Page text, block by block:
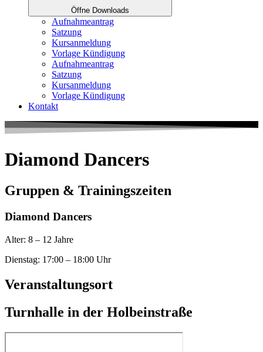
Öffne Downloads
Aufnahmeantrag
Satzung
Kursanmeldung
Vorlage Kündigung
Aufnahmeantrag
Satzung
Kursanmeldung
Vorlage Kündigung
Kontakt
Diamond Dancers
Gruppen & Trainingszeiten
Diamond Dancers
Alter: 8 – 12 Jahre
Dienstag: 17:00 – 18:00 Uhr
Veranstaltungsort
Turnhalle in der Holbeinstraße